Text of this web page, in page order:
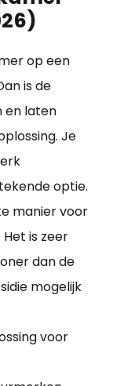
op een
is de
en laten
Je
optie.
manier voor
is zeer
dan de
mogelijk
voor